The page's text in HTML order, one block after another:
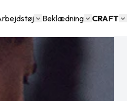
Beklædning CRAFT